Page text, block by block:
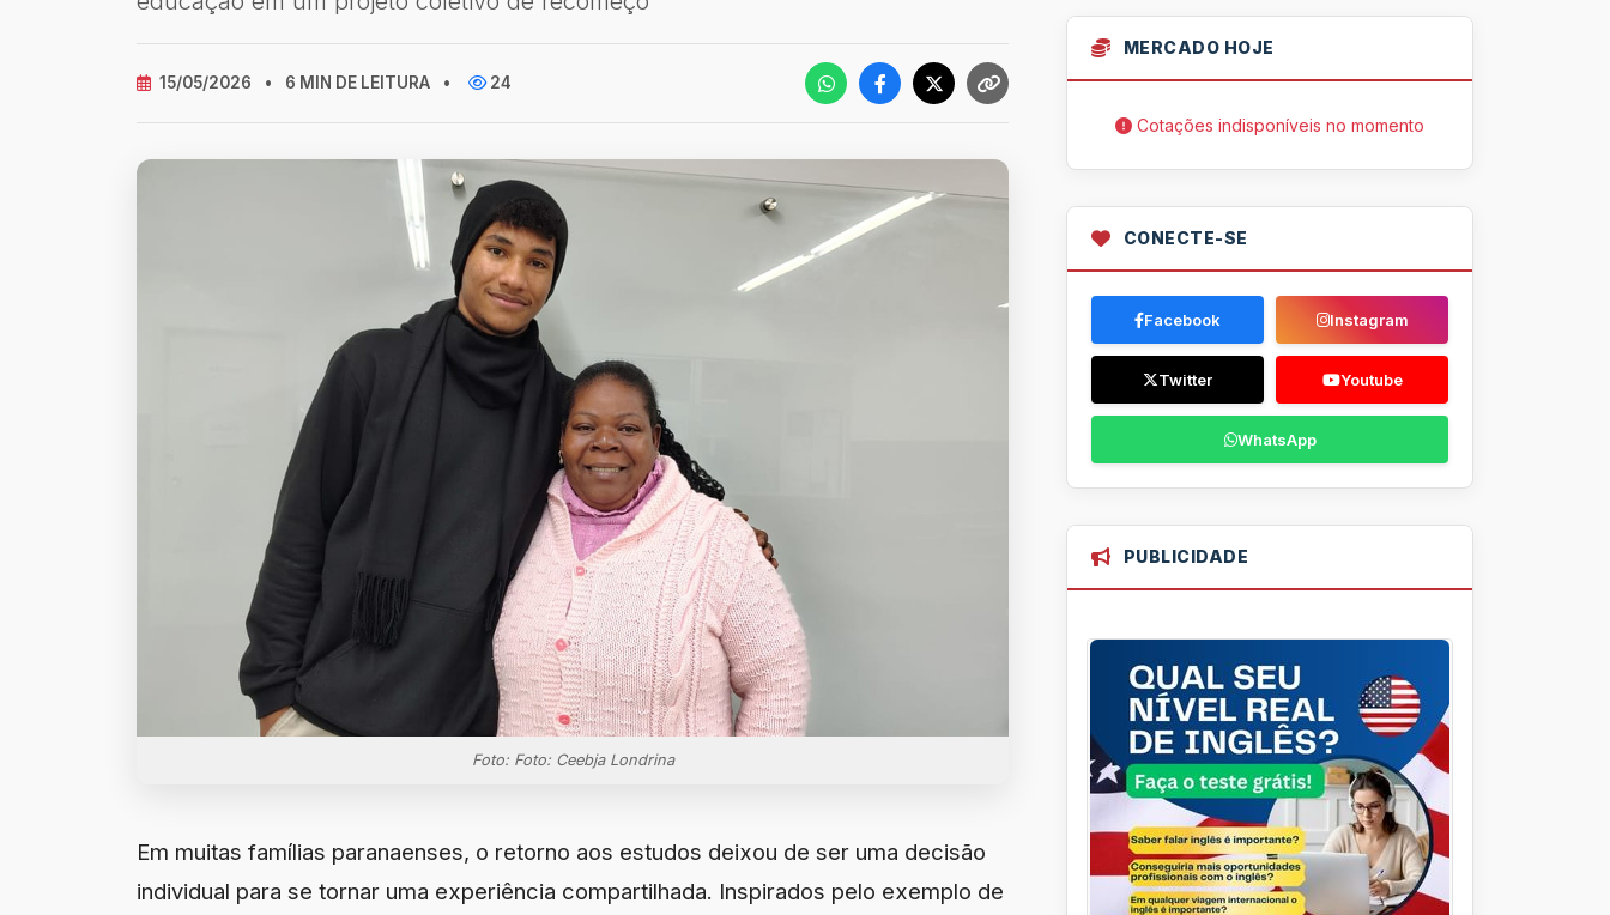
15/05/2026 • 6 MIN DE LEITURA • 24
Foto: Foto: Ceebja Londrina
Em muitas famílias paranaenses, o retorno aos estudos deixou de ser uma decisão
individual para se tornar uma experiência compartilhada. Inspirados pelo exemplo de
MERCADO HOJE
Cotações indisponíveis no momento
CONECTE-SE
Facebook Instagram
Twitter Youtube
WhatsApp
PUBLICIDADE